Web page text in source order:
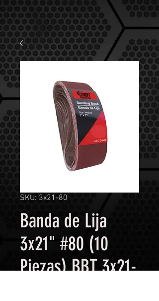
SKU: 3x21-80
Banda de Lija
3x21" #80 (10
Piezas) BBT 3x21-